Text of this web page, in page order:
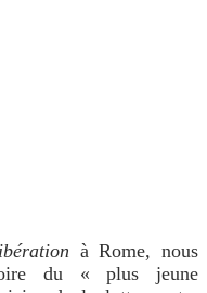
à Rome, nous
du « plus jeune